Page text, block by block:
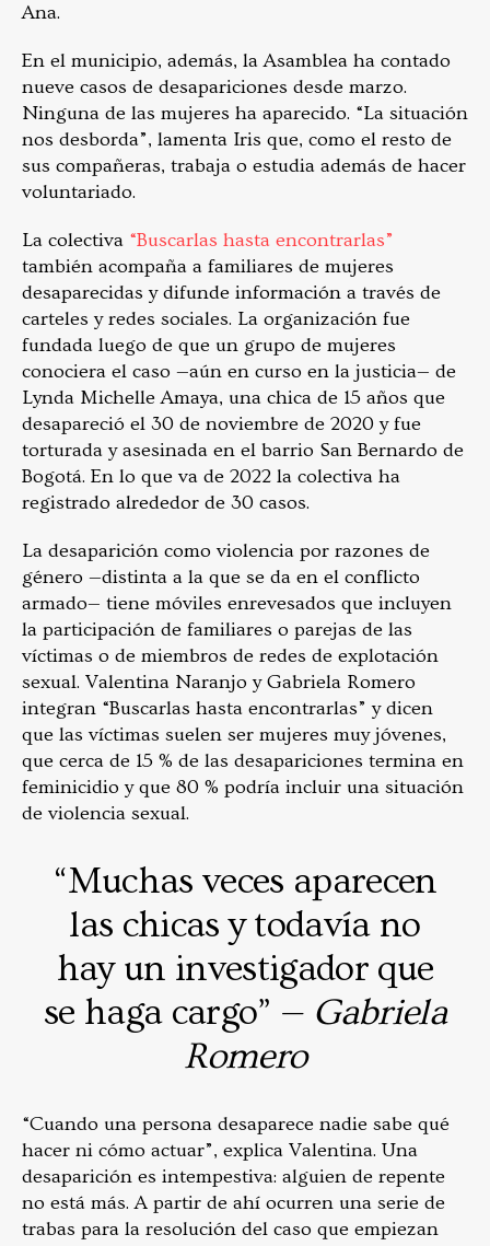
Ana.
En el municipio, además, la Asamblea ha contado
nueve casos de desapariciones desde marzo.
Ninguna de las mujeres ha aparecido. “La situación
nos desborda”, lamenta Iris que, como el resto de
sus compañeras, trabaja o estudia además de hacer
voluntariado.
La colectiva “Buscarlas hasta encontrarlas”
también acompaña a familiares de mujeres
desaparecidas y difunde información a través de
carteles y redes sociales. La organización fue
fundada luego de que un grupo de mujeres
conociera el caso —aún en curso en la justicia— de
Lynda Michelle Amaya, una chica de 15 años que
desapareció el 30 de noviembre de 2020 y fue
torturada y asesinada en el barrio San Bernardo de
Bogotá. En lo que va de 2022 la colectiva ha
registrado alrededor de 30 casos.
La desaparición como violencia por razones de
género —distinta a la que se da en el conflicto
armado— tiene móviles enrevesados que incluyen
la participación de familiares o parejas de las
víctimas o de miembros de redes de explotación
sexual. Valentina Naranjo y Gabriela Romero
integran “Buscarlas hasta encontrarlas” y dicen
que las víctimas suelen ser mujeres muy jóvenes,
que cerca de 15 % de las desapariciones termina en
feminicidio y que 80 % podría incluir una situación
de violencia sexual.
“Muchas veces aparecen
las chicas y todavía no
hay un investigador que
se haga cargo” — Gabriela
Romero
“Cuando una persona desaparece nadie sabe qué
hacer ni cómo actuar”, explica Valentina. Una
desaparición es intempestiva: alguien de repente
no está más. A partir de ahí ocurren una serie de
trabas para la resolución del caso que empiezan